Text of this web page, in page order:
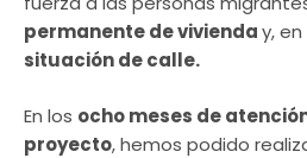
permanente de vivienday,
situación de calle.
En los ocho meses de
proyecto, hemos podido